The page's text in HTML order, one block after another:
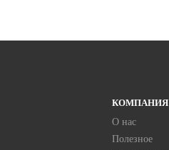
КОМПАНИЯ
О нас
Полезное